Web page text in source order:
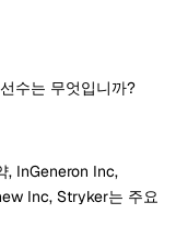
수는 무엇입니까?
, InGeneron Inc,
Inc, Stryker는 주요